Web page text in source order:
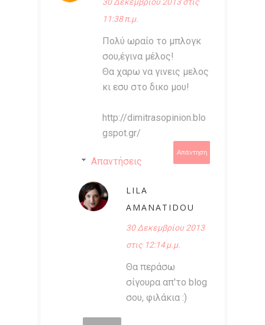
30 Δεκεμβρίου 2013 στις
11:38 π.μ.
Πολύ ωραίο το μπλογκ
σου,έγινα μέλος!
Θα χαρω να γινεις μελος
κι εσυ στο δικο μου!
http://dimitrasopinion.blo
gspot.gr/
Απάντηση
Απαντήσεις
LILA
AMANATIDOU
30 Δεκεμβρίου 2013
στις 12:14 μ.μ.
Θα περάσω
σίγουρα απ'το blog
σου, φιλάκια :)